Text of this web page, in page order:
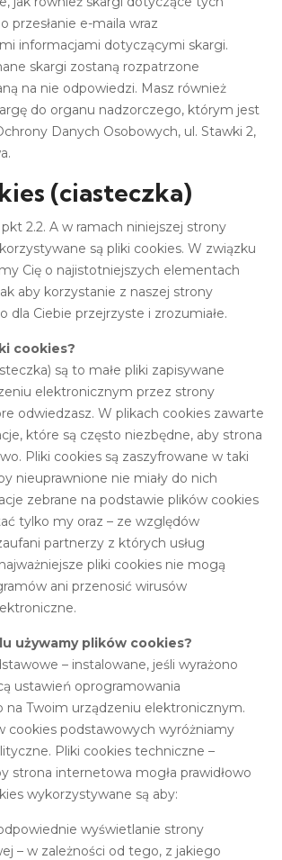
przesłanie e-maila wraz
informacjami dotyczącymi skargi.
skargi zostaną rozpatrzone
na nie odpowiedzi. Masz również
do organu nadzorczego, którym jest
Danych Osobowych, ul. Stawki 2,
(ciasteczka)
2.2. A w ramach niniejszej strony
są pliki cookies. W związku
Cię o najistotniejszych elementach
aby korzystanie z naszej strony
dla Ciebie przejrzyste i zrozumiałe.
cookies?
są to małe pliki zapisywane
elektronicznym przez strony
odwiedzasz. W plikach cookies zawarte
które są często niezbędne, aby strona
Pliki cookies są zaszyfrowane w taki
nieuprawnione nie miały do nich
zebrane na podstawie plików cookies
tylko my oraz – ze względów
partnerzy z których usług
pliki cookies nie mogą
ani przenosić wirusów
używamy plików cookies?
– instalowane, jeśli wyrażono
ustawień oprogramowania
na Twoim urządzeniu elektronicznym.
cookies podstawowych wyróżniamy
Pliki cookies techniczne –
strona internetowa mogła prawidłowo
wykorzystywane są aby:
wyświetlanie strony
– w zależności od tego, z jakiego